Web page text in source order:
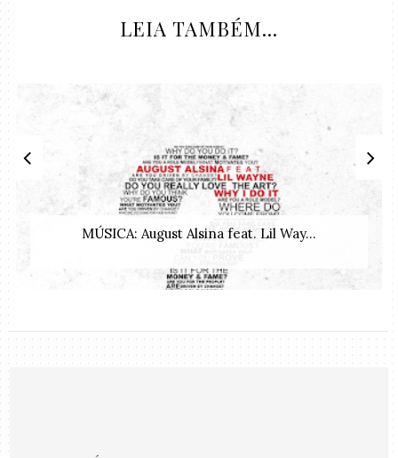
LEIA TAMBÉM...
MÚSICA: August Alsina feat. Lil Way...